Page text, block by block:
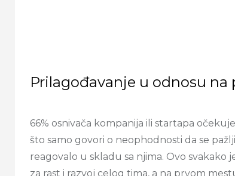
Prilagođavanje u odnosu na
66% osnivača kompanija ili startapa
što samo govori o neophodnosti da se
reagovalo u skladu sa njima. Ovo svakako
za rast i razvoj celog tima, a na prvom